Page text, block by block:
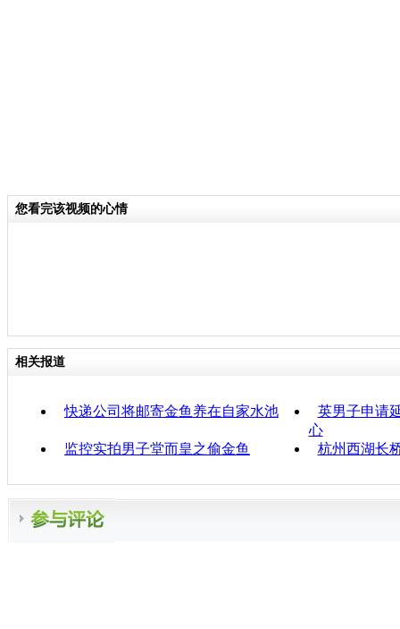
您看完该视频的心情
相关报道
快递公司将邮寄金鱼养在自家水池
英男子申请
心
监控实拍男子堂而皇之偷金鱼
杭州西湖长